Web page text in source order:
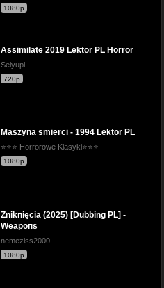
1080p
Assimilate 2019 Lektor PL Horror
Seiyupl
720p
Maszyna smierci - 1994 Lektor PL
⭐⭐⭐ Horrorowe Klasyki⭐⭐⭐
1080p
Znikпięcia (2025) [Dubbing PL] -
Weapoпs
nemeziss2000
1080p